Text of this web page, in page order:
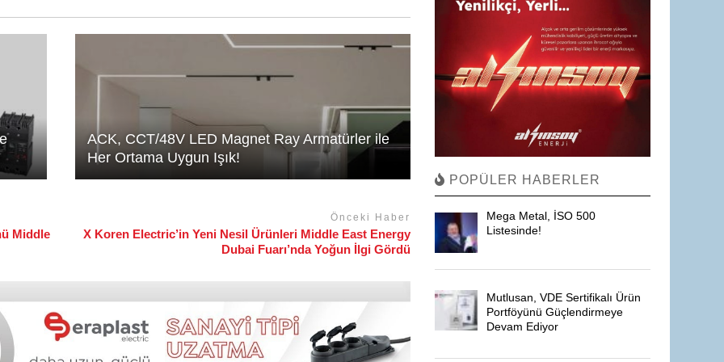
ACK, CCT/48V LED Magnet Ray Armatürler ile
Her Ortama Uygun Işık!
Middle
Önceki Haber
X Koren Electric’in Yeni Nesil Ürünleri Middle East Energy
Dubai Fuarı’nda Yoğun İlgi Gördü
POPÜLER HABERLER
Mega Metal, İSO 500
Listesinde!
Mutlusan, VDE Sertifikalı Ürün
Portföyünü Güçlendirmeye
Devam Ediyor